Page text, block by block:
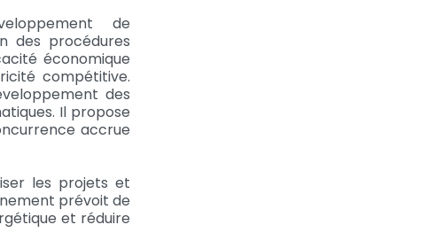
de
des procédures
économique
compétitive.
des
Il propose
accrue
les projets et
prévoit de
et réduire